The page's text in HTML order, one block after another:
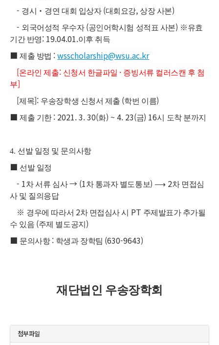
- 경시 ‧ 경연 대회 입상자 (대회요강, 상장 사본)
- 외국어성적 우수자 (공인어학시험 성적표 사본) ※유효
기간 반영: 19.04.01.이후 취득
■ 제출 방법 :wsscholarship@wsu.ac.kr
[온라인 제출: 신청서 한글파일 · 증빙서류 컬러스캔 후 첨
부]
[제목]: 우송장학생 신청서 제출 (학번 이름)
■ 제출 기한 : 2021. 3. 30(화) ~ 4. 23(금) 16시 도착 분까지
4. 선발 일정 및 문의사항
■ 선발 일정
- 1차 서류 심사→ (1차 통과자 별도통보) ⟶ 2차 면접심
사 및 질의응답
※ 경우에 따라서 2차 면접심사 시 PT 주제발표가 추가될
수 있음 (주제 별도공지 )
■ 문의사항 : 학생과 장학팀 (630-9643)
재단법인 우송장학회
첨부파일